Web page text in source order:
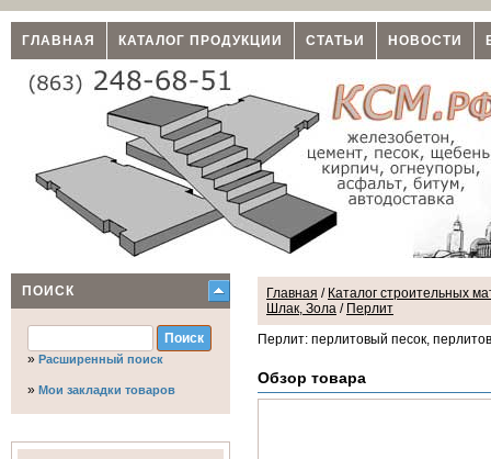
ГЛАВНАЯ КАТАЛОГ ПРОДУКЦИИ СТАТЬИ НОВОСТИ
ПОИСК
» Расширенный поиск
» Мои закладки товаров
Главная / Каталог строительных
Шлак, Зола / Перлит
Перлит: перлитовый песок,
Обзор товара